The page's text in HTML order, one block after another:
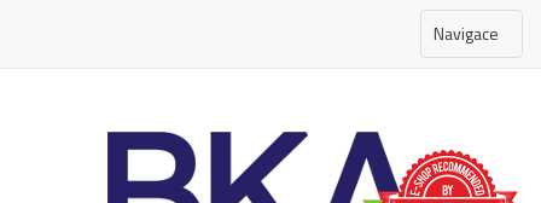
Navigace